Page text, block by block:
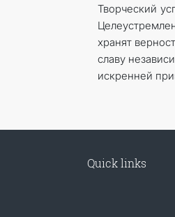
Творческий
хранят
славу
искренней
Quick links